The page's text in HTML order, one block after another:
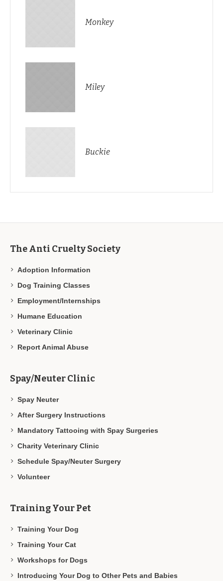
Monkey
Miley
Buckie
The Anti Cruelty Society
Adoption Information
Dog Training Classes
Employment/Internships
Humane Education
Veterinary Clinic
Report Animal Abuse
Spay/Neuter Clinic
Spay Neuter
After Surgery Instructions
Mandatory Tattooing with Spay Surgeries
Charity Veterinary Clinic
Schedule Spay/Neuter Surgery
Volunteer
Training Your Pet
Training Your Dog
Training Your Cat
Workshops for Dogs
Introducing Your Dog to Other Pets and Babies